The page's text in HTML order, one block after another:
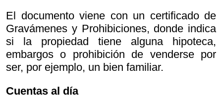
El documento viene con un certificado de
Gravámenes y Prohibiciones, donde indica
si la propiedad tiene alguna hipoteca,
embargos o prohibición de venderse por
ser, por ejemplo, un bien familiar.
Cuentas al día